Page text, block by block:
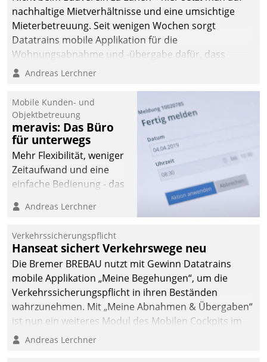
nachhaltige Mietverhältnisse und eine umsichtige
Mieterbetreuung. Seit wenigen Wochen sorgt
Datatrains mobile Applikation für die
Wohnungsabnahme und -übergabe dafür, dass
Mieter wohlgeordnet kommen und, so es sein muss,
Andreas Lerchner
Mobile Kunden- und
Objektbetreuung
meravis: Das Büro
für unterwegs
Mehr Flexibilität, weniger
Zeitaufwand und eine
einfache Bedienung - das
Cockpit für mobile
Datatrain. Die meravis
Wohnungsbau- und
Immobilien GmbH hat
sich dabei für den Betrieb
der Lösung über die SAP
Cloud Platform
entschieden - als erstes
Unternehmen am
Andreas Lerchner
Verkehrssicherungspflicht
Hanseat sichert Verkehrswege neu
Die Bremer BREBAU nutzt mit Gewinn Datatrains
mobile Applikation „Meine Begehungen“, um die
Verkehrssicherungspflicht in ihren Beständen
wahrzunehmen. Mit „Meine Abnahmen & Übergaben“
ist nun ein weiteres Modul des Mobilen Cockpits im
Einsatz.
Andreas Lerchner